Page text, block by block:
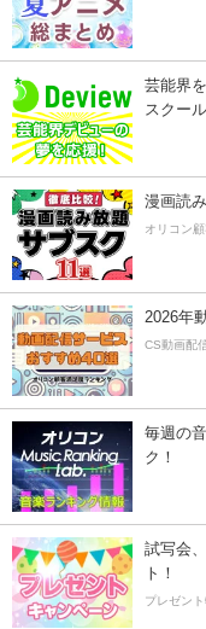
芸能界
スクー
漫画読
オリコン
2026年
CS動画配
毎週の
ク！
試写会
ト！
プレゼン